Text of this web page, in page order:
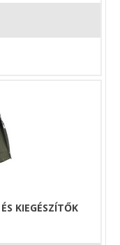
KIEGÉSZÍTŐK